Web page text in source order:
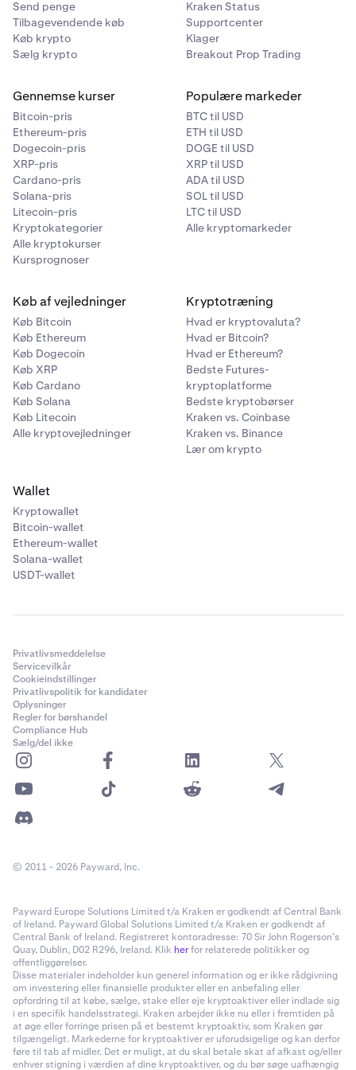
Send penge
Tilbagevendende køb
Køb krypto
Sælg krypto
Kraken Status
Supportcenter
Klager
Breakout Prop Trading
Gennemse kurser
Bitcoin-pris
Ethereum-pris
Dogecoin-pris
XRP-pris
Cardano-pris
Solana-pris
Litecoin-pris
Kryptokategorier
Alle kryptokurser
Kursprognoser
Populære markeder
BTC til USD
ETH til USD
DOGE til USD
XRP til USD
ADA til USD
SOL til USD
LTC til USD
Alle kryptomarkeder
Køb af vejledninger
Køb Bitcoin
Køb Ethereum
Køb Dogecoin
Køb XRP
Køb Cardano
Køb Solana
Køb Litecoin
Alle kryptovejledninger
Kryptotræning
Hvad er kryptovaluta?
Hvad er Bitcoin?
Hvad er Ethereum?
Bedste Futures-
kryptoplatforme
Bedste kryptobørser
Kraken vs. Coinbase
Kraken vs. Binance
Lær om krypto
Wallet
Kryptowallet
Bitcoin-wallet
Ethereum-wallet
Solana-wallet
USDT-wallet
Privatlivsmeddelelse
Servicevilkår
Cookieindstillinger
Privatlivspolitik for kandidater
Oplysninger
Regler for børshandel
Compliance Hub
Sælg/del ikke
© 2011 - 2026 Payward, Inc.
Payward Europe Solutions Limited t/a Kraken er godkendt af Central Bank
of Ireland. Payward Global Solutions Limited t/a Kraken er godkendt af
Central Bank of Ireland. Registreret kontoradresse: 70 Sir John Rogerson’s
Quay, Dublin, D02 R296, Ireland. Klik herfor relaterede politikker og
offentliggørelser.
Disse materialer indeholder kun generel information og er ikke rådgivning
om investering eller finansielle produkter eller en anbefaling eller
opfordring til at købe, sælge, stake eller eje kryptoaktiver eller indlade sig
i en specifik handelsstrategi. Kraken arbejder ikke nu eller i fremtiden på
at øge eller forringe prisen på et bestemt kryptoaktiv, som Kraken gør
tilgængeligt. Markederne for kryptoaktiver er uforudsigelige og kan derfor
føre til tab af midler. Det er muligt, at du skal betale skat af afkast og/eller
enhver stigning i værdien af dine kryptoaktiver, og du bør søge uafhængig